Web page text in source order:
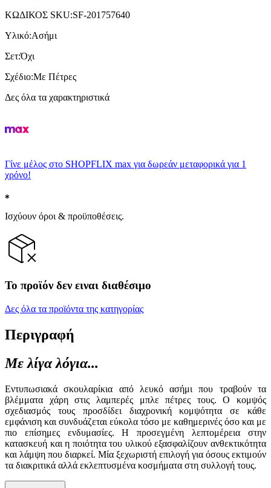
ΚΩΔΙΚΟΣ SKU:SF-201757640
Υλικό:Ασήμι
Σετ:Όχι
Σχέδιο:Με Πέτρες
Δες όλα τα χαρακτηριστικά
Γίνε μέλος στο SHOPFLIX max για δωρεάν μεταφορικά για 1
χρόνο!
Ισχύουν όροι & προϋποθέσεις.
Το προϊόν δεν ειναι διαθέσιμο
Δες όλα τα προϊόντα της κατηγορίας
Περιγραφή
Με λίγα λόγια...
Εντυπωσιακά σκουλαρίκια από λευκό ασήμι που τραβούν τα
βλέμματα χάρη στις λαμπερές μπλε πέτρες τους. Ο κομψός
σχεδιασμός τους προσδίδει διαχρονική κομψότητα σε κάθε
εμφάνιση και συνδυάζεται εύκολα τόσο με καθημερινές όσο και με
πιο επίσημες ενδυμασίες. Η προσεγμένη λεπτομέρεια στην
κατασκευή και η ποιότητα του υλικού εξασφαλίζουν ανθεκτικότητα
και λάμψη που διαρκεί. Μία ξεχωριστή επιλογή για όσους εκτιμούν
τα διακριτικά αλλά εκλεπτυσμένα κοσμήματα στη συλλογή τους.